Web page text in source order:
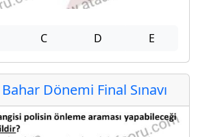
C D E
Dönemi Final Sınavı